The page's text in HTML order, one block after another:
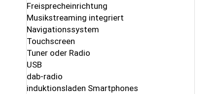
Freisprecheinrichtung
Musikstreaming integriert
Navigationssystem
Touchscreen
Tuner oder Radio
USB
dab-radio
induktionsladen Smartphones